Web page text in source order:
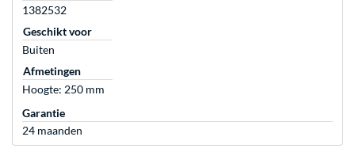
1382532
Geschikt voor
Buiten
Afmetingen
Hoogte: 250 mm
Garantie
24 maanden